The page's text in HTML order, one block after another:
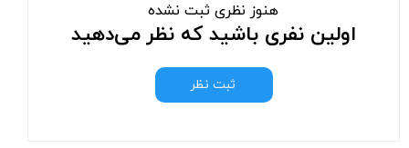
هنوز نظری ثبت نشده
اولین نفری باشید که نظر می‌دهید
ثبت نظر